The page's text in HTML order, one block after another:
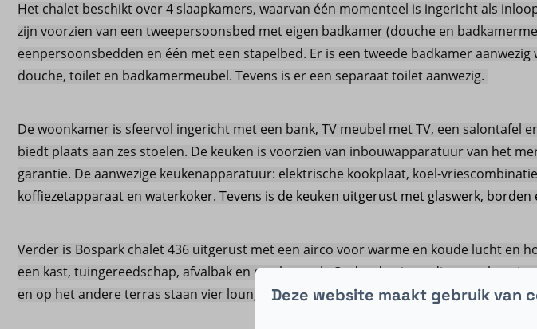
Het chalet beschikt over 4 slaapkamers, waarvan één momenteel is ingericht als
zijn voorzien van een tweepersoonsbed met eigen badkamer (douche en
eenpersoonsbedden en één met een stapelbed. Er is een tweede badkamer aanwezig
douche, toilet en badkamermeubel. Tevens is er een separaat toilet aanwezig.
De woonkamer is sfeervol ingericht met een bank, TV meubel met TV, een salontafel
biedt plaats aan zes stoelen. De keuken is voorzien van inbouwapparatuur van het
garantie. De aanwezige keukenapparatuur: elektrische kookplaat, koel-
koffiezetapparaat en waterkoker. Tevens is de keuken uitgerust met glaswerk, borden
Verder is Bospark chalet 436 uitgerust met een airco voor warme en koude lucht en
een kast, tuingereedschap, afvalbak en een kapstok. Onder de uitpandige
en op het andere terras staan vier loungestoelen met hockers.Deze website maakt gebruik van